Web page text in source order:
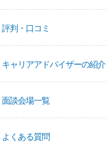
働き方
評判・口コミ
キャリアアドバイザーの紹介
面談会場一覧
よくある質問